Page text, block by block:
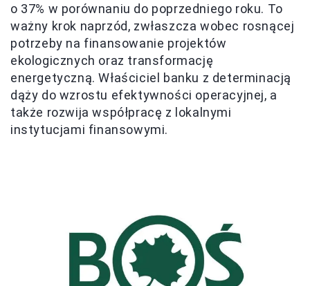
o 37% w porównaniu do poprzedniego roku. To
ważny krok naprzód, zwłaszcza wobec rosnącej
potrzeby na finansowanie projektów
ekologicznych oraz transformację
energetyczną. Właściciel banku z determinacją
dąży do wzrostu efektywności operacyjnej, a
także rozwija współpracę z lokalnymi
instytucjami finansowymi.